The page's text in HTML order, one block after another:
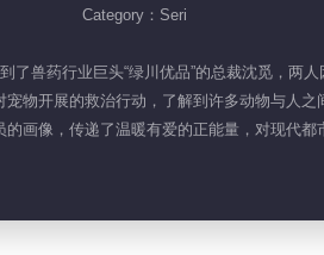
Category：Seri
兽药行业巨头“绿川优品”的总裁沈觅，两
物开展的救治行动，了解到许多动物与人
画像，传递了温暖有爱的正能量，对现代都